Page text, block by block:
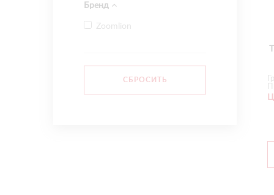
Бренд
Zoomlion